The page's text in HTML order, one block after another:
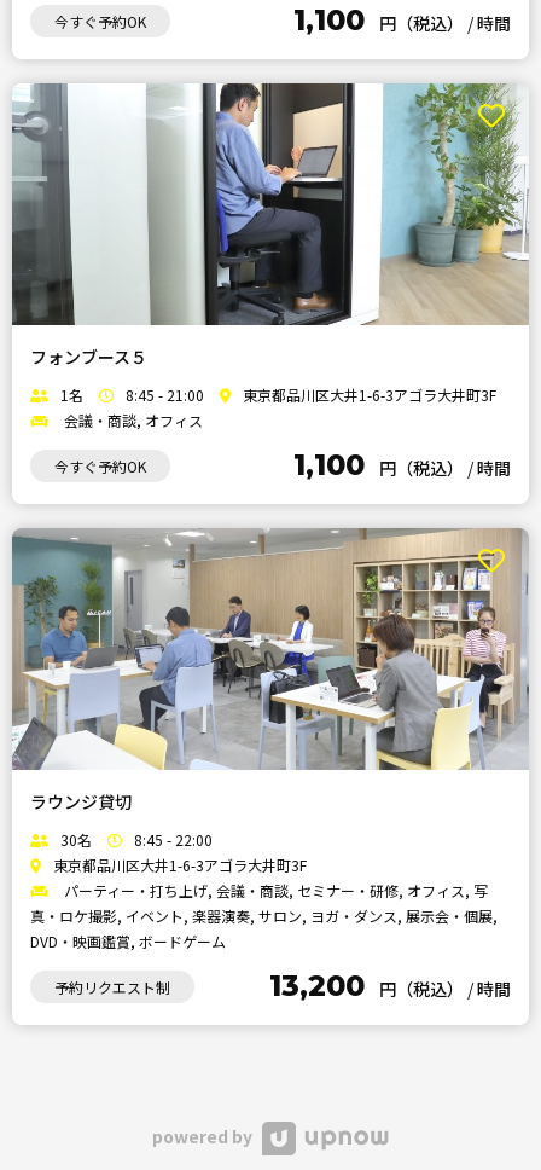
今すぐ予約OK 1,100 円（税込） /時間
フォンブース５
1名 8:45 - 21:00
東京都品川区大井1-6-3アゴラ大井町3F
会議・商談, オフィス
今すぐ予約OK 1,100 円（税込） /時間
ラウンジ貸切
30名
8:45 - 22:00
東京都品川区大井1-6-3アゴラ大井町3F
パーティー・打ち上げ, 会議・商談, セミナー・研修, オフィス, 写
真・ロケ撮影, イベント, 楽器演奏, サロン, ヨガ・ダンス, 展示会・個展,
DVD・映画鑑賞, ボードゲーム
予約リクエスト制 13,200 円（税込） /時間
powered by